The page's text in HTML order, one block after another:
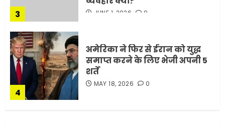
3 JUNE 1, 2026 0
4
अमेरिका ने फिर से ईरान को युद्ध
समाप्त करने के लिए भेजी अपनी 5
शर्तें
MAY 18, 2026 0